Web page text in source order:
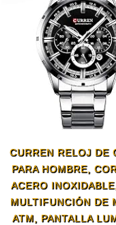
CURREN RELOJ DE
PARA HOMBRE,
ACERO
MULTIFUNCIÓN DE
ATM, PANTALLA